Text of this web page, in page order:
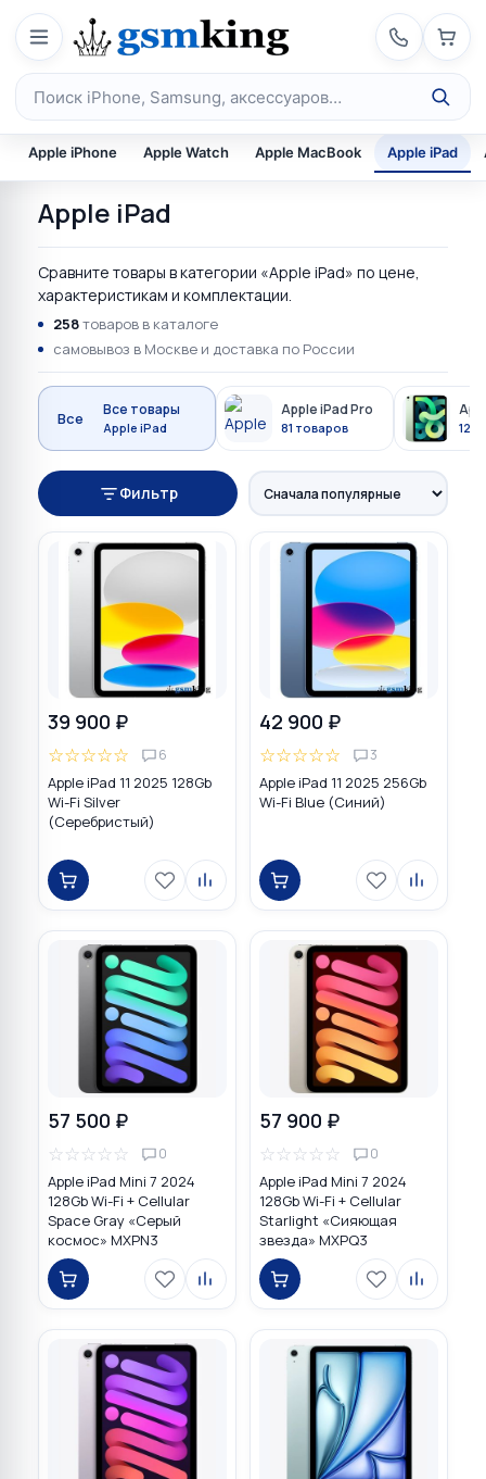
Перейти к содержимому
Поиск по каталогу
Apple iPhone Apple Watch Apple MacBook Apple iPad
Apple iPad
Сравните товары в категории «Apple iPad» по цене,
характеристикам и комплектации.
258товаров в каталоге
самовывоз в Москве и доставка по России
Все Все товары
Apple iPad
Apple iPad Pro
81 товаров 129
Фильтр
39 900 ₽
☆☆☆☆☆ 6
Apple iPad 11 2025 128Gb
Wi-Fi Silver
(Серебристый)
42 900 ₽
☆☆☆☆☆ 3
Apple iPad 11 2025 256Gb
Wi-Fi Blue (Синий)
57 500 ₽
☆☆☆☆☆ 0
Apple iPad Mini 7 2024
128Gb Wi-Fi + Cellular
Space Gray «Серый
космос» MXPN3
57 900 ₽
☆☆☆☆☆ 0
Apple iPad Mini 7 2024
128Gb Wi-Fi + Cellular
Starlight «Сияющая
звезда» MXPQ3